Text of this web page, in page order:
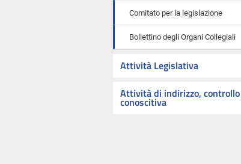
Comitato per la legislazione
Bollettino degli Organi Collegiali
Attività Legislativa
Attività di indirizzo,
conoscitiva